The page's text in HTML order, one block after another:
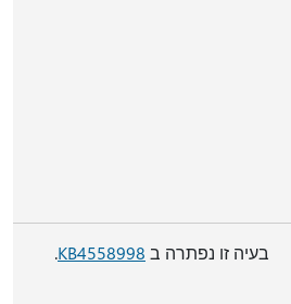
בעיה זו נפתרה ב KB4558998
.